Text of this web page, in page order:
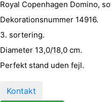
Royal Copenhagen Domino,
Dekorationsnummer 14916.
3. sortering.
Diameter 13,0/18,0 cm.
Perfekt stand uden fejl.
Kontakt